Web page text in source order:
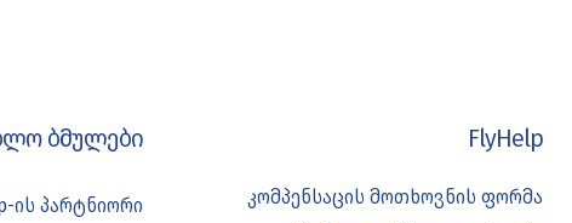
ბმულები
ის პარტნიორი
FlyHelp
კომპენსაცის მოთხოვნის ფორმა